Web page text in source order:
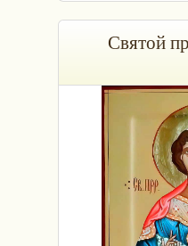
Святой